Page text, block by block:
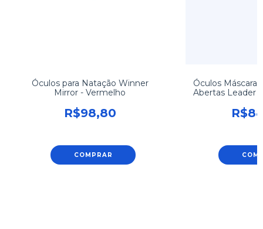
Óculos para Natação Winner
Mirror - Vermelho
R$98,80
COMPRAR
Óculos Máscara
Abertas Leader